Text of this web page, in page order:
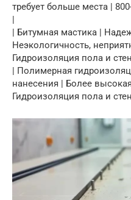
требует больше места |
|
| Битумная мастика |
Неэкологичность,
Гидроизоляция пола и
| Полимерная
нанесения | Более
Гидроизоляция пола и